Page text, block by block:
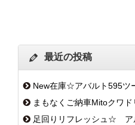
最近の投稿
New在庫☆アバルト595ツ
まもなくご納車Mitoクワ
足回りリフレッシュ☆ ア